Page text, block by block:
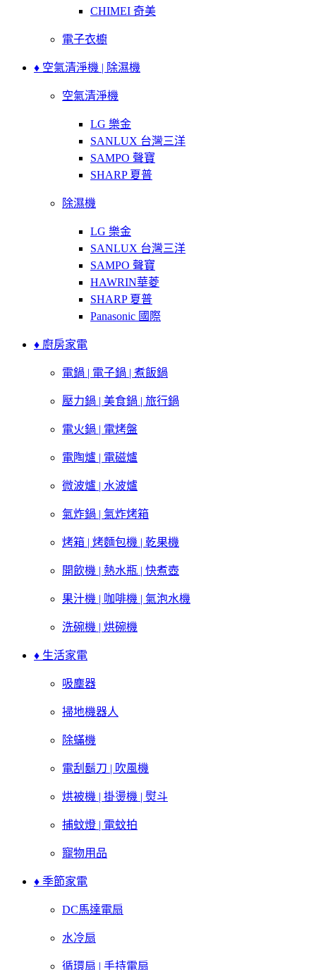
CHIMEI 奇美
電子衣櫥
♦ 空氣清淨機 | 除濕機
空氣清淨機
LG 樂金
SANLUX 台灣三洋
SAMPO 聲寶
SHARP 夏普
除濕機
LG 樂金
SANLUX 台灣三洋
SAMPO 聲寶
HAWRIN華菱
SHARP 夏普
Panasonic 國際
♦ 廚房家電
電鍋 | 電子鍋 | 煮飯鍋
壓力鍋 | 美食鍋 | 旅行鍋
電火鍋 | 電烤盤
電陶爐 | 電磁爐
微波爐 | 水波爐
氣炸鍋 | 氣炸烤箱
烤箱 | 烤麵包機 | 乾果機
開飲機 | 熱水瓶 | 快煮壺
果汁機 | 咖啡機 | 氣泡水機
洗碗機 | 烘碗機
♦ 生活家電
吸塵器
掃地機器人
除蟎機
電刮鬍刀 | 吹風機
烘被機 | 掛燙機 | 熨斗
捕蚊燈 | 電蚊拍
寵物用品
♦ 季節家電
DC馬達電扇
水冷扇
循環扇 | 手持電扇